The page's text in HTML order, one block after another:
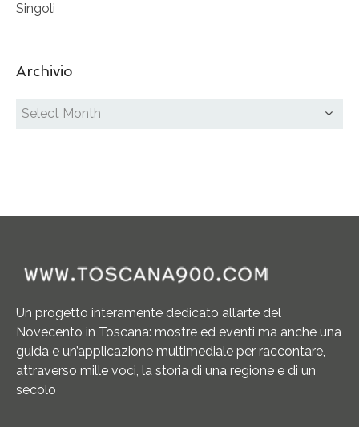
Singoli
Archivio
Un progetto interamente dedicato all’arte del
Novecento in Toscana: mostre ed eventi ma anche una
guida e un’applicazione multimediale per raccontare,
attraverso mille voci, la storia di una regione e di un
secolo